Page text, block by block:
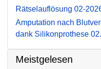
Rätselauflösung 02-
Amputation nach
dank Silikonprothese
Meistgelesen